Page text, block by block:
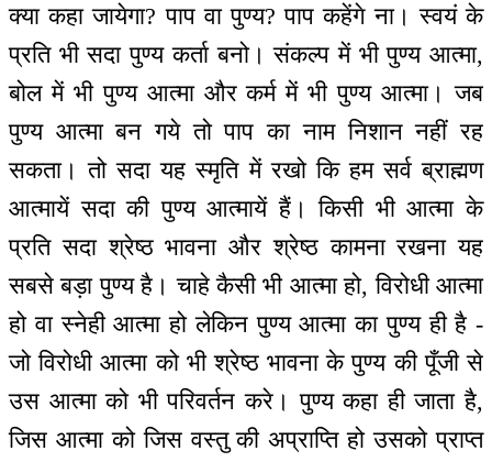
क्या कहा जायेगा? पाप वा पुण्य? पाप कहेंगे ना। स्वयं के
प्रति भी सदा पुण्य कर्ता बनो। संकल्प में भी पुण्य आत्मा,
बोल में भी पुण्य आत्मा और कर्म में भी पुण्य आत्मा। जब
पुण्य आत्मा बन गये तो पाप का नाम निशान नहीं रह
सकता। तो सदा यह स्मृति में रखो कि हम सर्व ब्राह्मण
आत्मायें सदा की पुण्य आत्मायें हैं। किसी भी आत्मा के
प्रति सदा श्रेष्ठ भावना और श्रेष्ठ कामना रखना यह
सबसे बड़ा पुण्य है। चाहे कैसी भी आत्मा हो, विरोधी आत्मा
हो वा स्नेही आत्मा हो लेकिन पुण्य आत्मा का पुण्य ही है -
जो विरोधी आत्मा को भी श्रेष्ठ भावना के पुण्य की पूँजी से
उस आत्मा को भी परिवर्तन करे। पुण्य कहा ही जाता है,
जिस आत्मा को जिस वस्तु की अप्राप्ति हो उसको प्राप्त